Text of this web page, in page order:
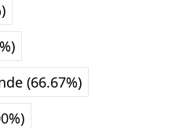
(66.67%)